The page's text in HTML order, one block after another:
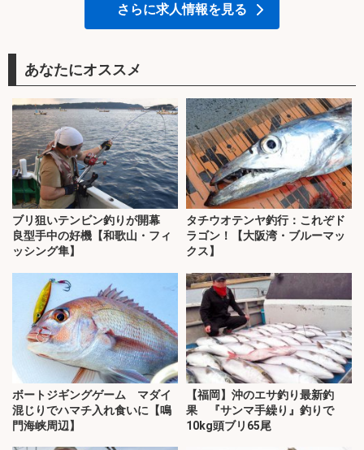
さらに求人情報を見る
あなたにオススメ
ブリ狙いテンビン釣りが開幕
良型手中の好機【和歌山・フィ
ッシング隼】
タチウオテンヤ釣行：これぞド
ラゴン！【大阪湾・ブルーマッ
クス】
ボートジギングゲーム マダイ
混じりでハマチ入れ食いに【鳴
門海峡周辺】
【福岡】沖のエサ釣り最新釣
果 『サンマ手繰り』釣りで
10kg頭ブリ65尾